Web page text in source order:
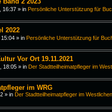
16:37» in Persönliche Unterstützung für
2022
» in Persönliche Unterstützung für
Vor Ort 19.11.2021
18:05» in Der Stadtteilheimatpfleger im
im WRG
» in Der Stadtteilheimatpfleger im